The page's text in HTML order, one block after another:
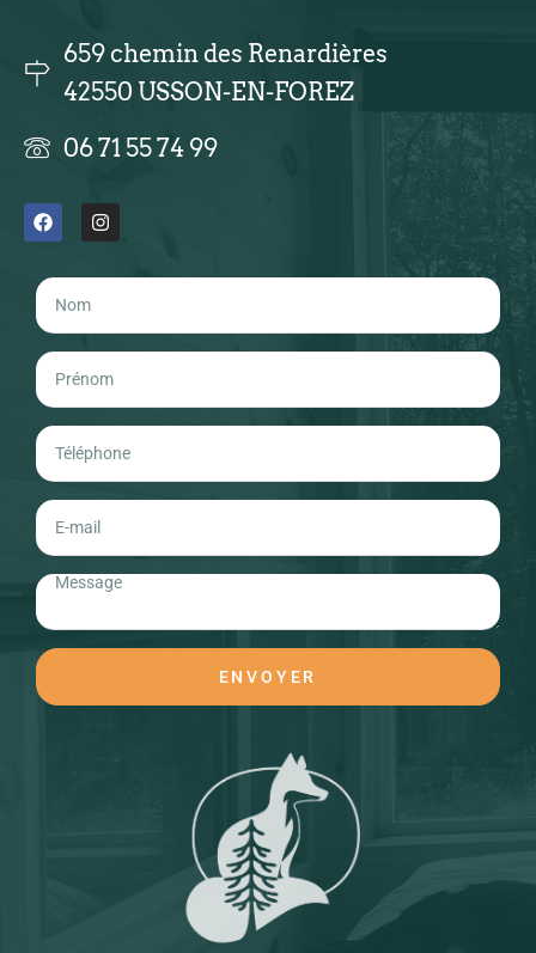
659 chemin des Renardières
42550 USSON-EN-FOREZ
06 71 55 74 99
ENVOYER